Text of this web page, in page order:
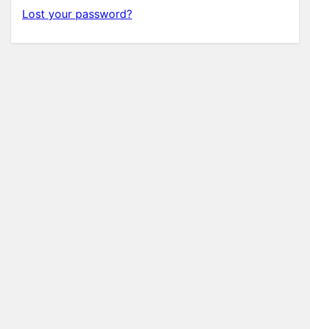
Lost your password?